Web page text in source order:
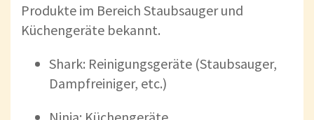
Produkte im Bereich Staubsauger und
Küchengeräte bekannt.
Shark: Reinigungsgeräte (Staubsauger,
Dampfreiniger, etc.)